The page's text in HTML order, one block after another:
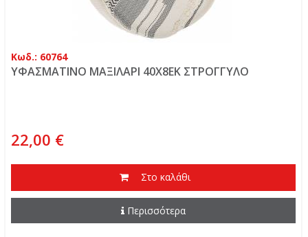
Κωδ.: 60764
ΥΦΑΣΜΑΤΙΝΟ ΜΑΞΙΛΑΡΙ 40Χ8ΕΚ ΣΤΡΟΓΓΥΛΟ
22,00 €
Στο καλάθι
Περισσότερα